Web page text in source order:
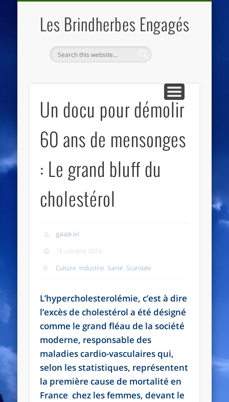
Les Brindherbes Engagés
Un docu pour démolir
60 ans de mensonges
: Le grand bluff du
cholestérol
galadriel
18 octobre 2016
Culture, Industrie,Santé,Scandale
L’hypercholesterolémie, c’est à dire
l’excès de cholestérol a été désigné
comme le grand fléau de la société
moderne, responsable des
maladies cardio-vasculaires qui,
selon les statistiques, représentent
la première cause de mortalité en
France chez les femmes, devant le